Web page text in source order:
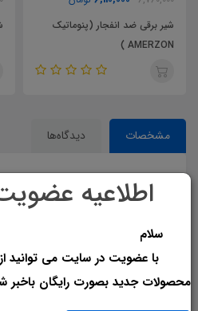
شیر برقی ضد انفجار (پنوماتیک
AMERZON )
مشخصات دیدگاه‌ها
بررسی شیر پنوماتیکی ( انگل
شیر پنوماتیکی EMRZON با نشیمنگر
ویژگی‌ها
اطلاعیه
سلام
با عضویت در سایت می توانید از
محصولات جدید بصورت رایگان باخبر